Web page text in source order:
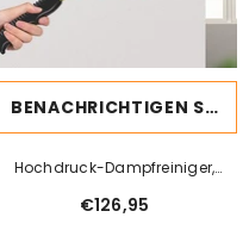
BENACHRICHTIGEN SIE MICH
Hochdruck-Dampfreiniger,
Klimatisierte Küche
€126,95